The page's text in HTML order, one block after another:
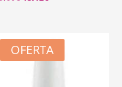
15,12€.
OFERTA